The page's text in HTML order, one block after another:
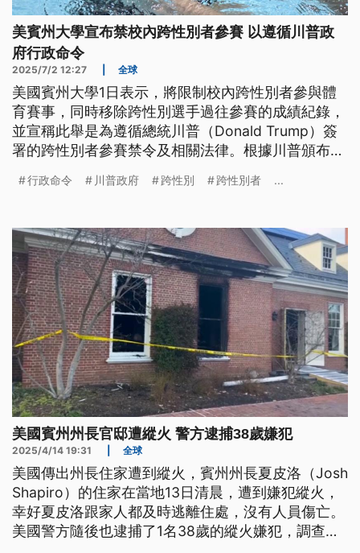
美賓州大學宣布禁校內跨性別者參賽 以遵循川普政
府行政命令
2025/7/2 12:27 全球
美國賓州大學1日表示，將限制校內跨性別者參與體
育賽事，同時移除跨性別選手過往參賽的成績紀錄，
並宣稱此舉是為遵循總統川普（Donald Trump）簽
署的跨性別者參賽禁令及相關法律。根據川普頒布的
聯邦終止資助。
行政命令 川普政府 跨性別 跨性別者 ...
美國賓州州長官邸遭縱火 警方逮捕38歲嫌犯
2025/4/14 19:31 全球
美國傳出州長住家遭到縱火，賓州州長夏皮洛（Josh
Shapiro）的住家在當地13日清晨，遭到嫌犯縱火，
幸好夏皮洛跟家人都及時逃離住處，沒有人員傷亡。
美國警方隨後也逮捕了1名38歲的縱火嫌犯，調查行